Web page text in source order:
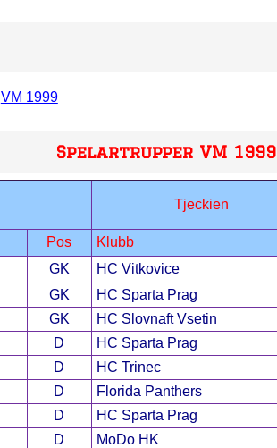
VM 1999
Spelartrupper VM 1999
Tjeckien
Pos Klubb
GK HC Vitkovice
GK HC Sparta Prag
GK HC Slovnaft Vsetin
D HC Sparta Prag
D HC Trinec
D Florida Panthers
D HC Sparta Prag
D MoDo HK